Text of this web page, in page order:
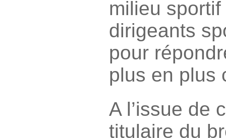
milieu
dirigeants
pour
plus en plus
A l’issue de
titulaire du